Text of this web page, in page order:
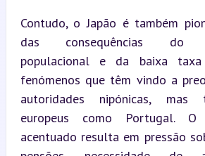
Contudo, o Japão é também
das consequências do
populacional e da baixa
fenómenos que têm vindo a
autoridades nipónicas, mas
europeus como Portugal. O
acentuado resulta em pressão